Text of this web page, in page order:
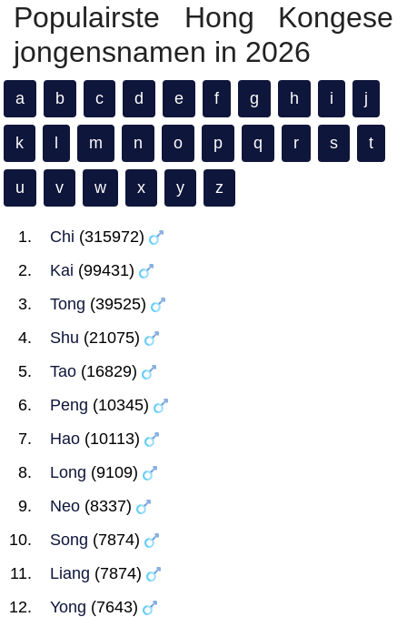
Populairste Hong Kongese
jongensnamen in 2026
a b c d e f g h i j
k m n o p q r s t
u v w x y z
Chi (315972)
Kai (99431)
Tong (39525)
Shu (21075)
Tao (16829)
Peng (10345)
Hao (10113)
Long (9109)
Neo (8337)
Song (7874)
Liang (7874)
Yong (7643)